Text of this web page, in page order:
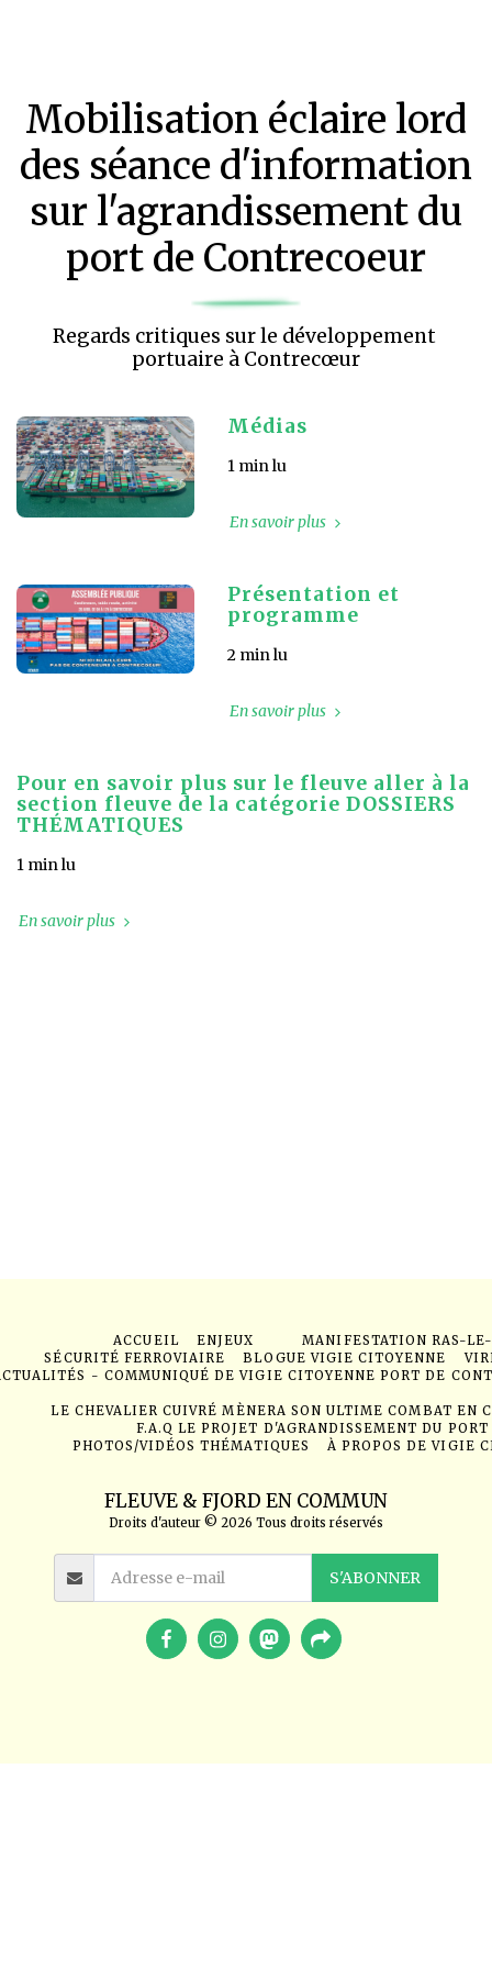
Mobilisation éclaire lord
des séance d'information
sur l'agrandissement du
port de Contrecoeur
Regards critiques sur le développement
portuaire à Contrecœur
Médias
1 min lu
En savoir plus
Présentation et
programme
2 min lu
En savoir plus
Pour en savoir plus sur le fleuve aller à la
section fleuve de la catégorie DOSSIERS
THÉMATIQUES
1 min lu
En savoir plus
FLEUVE & FJORD EN COMMUN
Droits d'auteur © 2026 Tous droits réservés
ACCUEIL ENJEUX
MANIFESTATION RAS-
SÉCURITÉ FERROVIAIRE
BLOGUE VIGIE CITOYENNE
- COMMUNIQUÉ DE VIGIE CITOYENNE PORT DE
LE CHEVALIER CUIVRÉ MÈNERA SON ULTIME COMBAT EN
F.A.Q LE PROJET D'AGRANDISSEMENT DU
PHOTOS/VIDÉOS THÉMATIQUES
À PROPOS DE VIGIE
S'ABONNER